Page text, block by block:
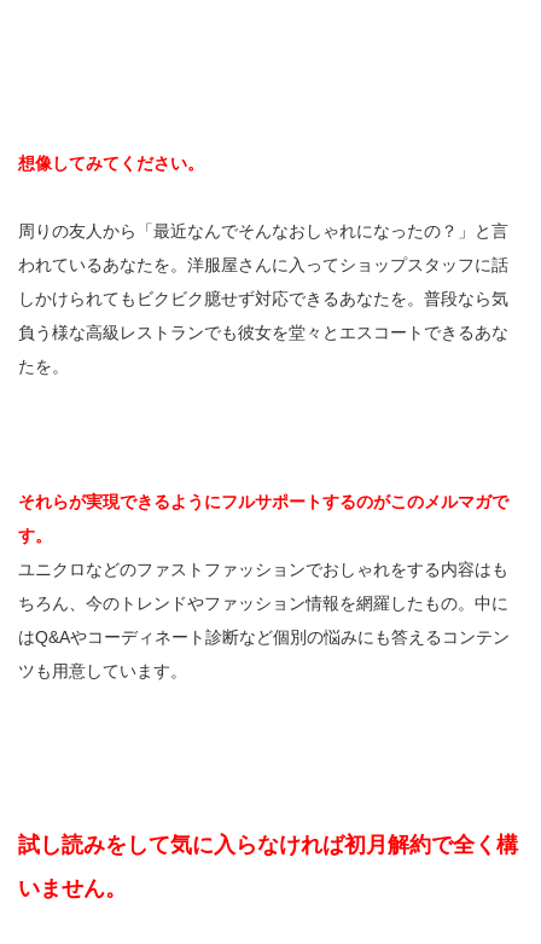
想像してみてください。
周りの友人から「最近なんでそんなおしゃれになったの？」と言
われているあなたを。洋服屋さんに入ってショップスタッフに話
しかけられてもビクビク臆せず対応できるあなたを。普段なら気
負う様な高級レストランでも彼女を堂々とエスコートできるあな
たを。
それらが実現できるようにフルサポートするのがこのメルマガで
す。
ユニクロなどのファストファッションでおしゃれをする内容はも
ちろん、今のトレンドやファッション情報を網羅したもの。中に
はQ&Aやコーディネート診断など個別の悩みにも答えるコンテン
ツも用意しています。
試し読みをして気に入らなければ初月解約で全く構
いません。